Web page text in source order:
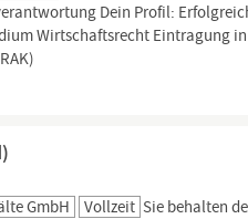
Dein Profil:
Wirtschaftsrecht Eintragung
GmbH
Vollzeit Sie behalten